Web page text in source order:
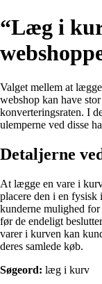
“Læg i
Valget mellem at
webshop kan have
konverteringsraten. I
ulemperne ved disse
Detaljerne
At lægge en vare i
placere den i en
kunderne mulighed
før de endeligt
varer i kurven kan
deres samlede køb.
Søgeord: læg i kurv